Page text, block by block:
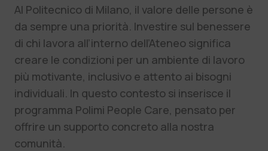
Al Politecnico di Milano, il valore delle persone è
da sempre una priorità. Investire sul benessere
di chi lavora all’interno dell’Ateneo significa
creare le condizioni per un ambiente di lavoro
più motivante, inclusivo e attento ai bisogni
individuali. In questo contesto si inserisce il
programma Polimi People Care, pensato per
offrire un supporto concreto alla nostra
comunità.